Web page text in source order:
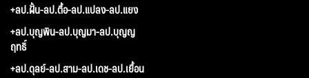
+ลป.ฝั้น-ลป.ตื้อ-ลป.แปลง-ลป.แยง
+ลป.บุญพิน-ลป.บุญมา-ลป.บุญญ
ฤทธิ์
+ลป.ดุลย์-ลป.สาม-ลป.เดช-ลป.เยื้อน